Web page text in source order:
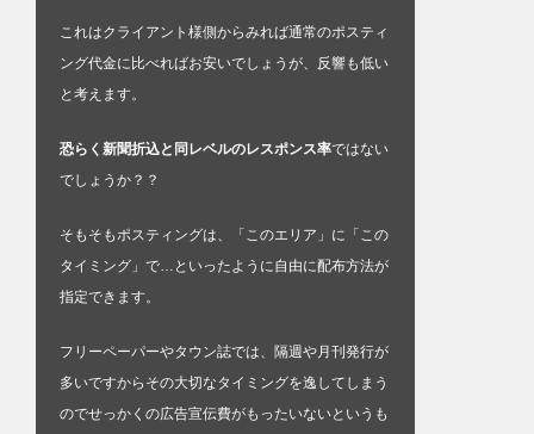
これはクライアント様側からみれば通常のポスティ
ング代金に比べればお安いでしょうが、反響も低い
と考えます。
恐らく新聞折込と同レベルのレスポンス率ではない
でしょうか？？
そもそもポスティングは、「このエリア」に「この
タイミング」で…といったように自由に配布方法が
指定できます。
フリーペーパーやタウン誌では、隔週や月刊発行が
多いですからその大切なタイミングを逸してしまう
のでせっかくの広告宣伝費がもったいないというも